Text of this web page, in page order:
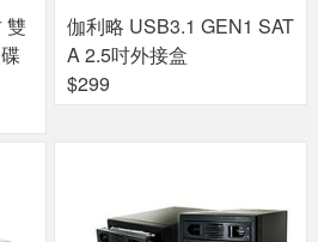
雙
伽利略 USB3.1 GEN1 SAT
A 2.5吋外接盒
$299